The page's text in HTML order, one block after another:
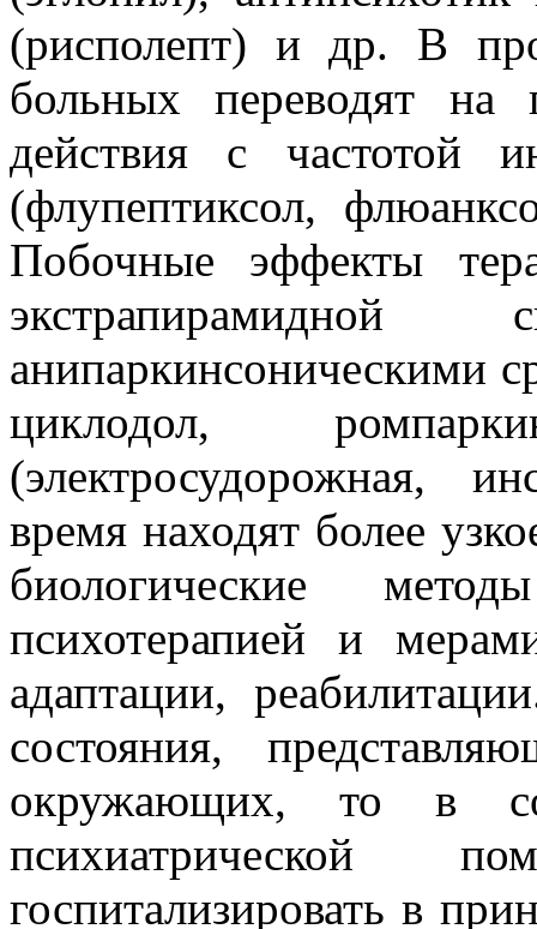
(рисполепт) и др. В
больных переводят на
действия с частотой
(флупептиксол,
Побочные эффекты
экстрапирамидной
анипаркинсоническими
циклодол,
(электросудорожная,
время находят более
биологические
психотерапией и
адаптации,
состояния,
окружающих, то в
психиатрической
госпитализировать в